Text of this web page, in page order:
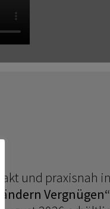
und praxisnah
Vergnügen“